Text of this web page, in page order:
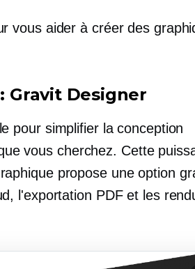
vous aider à créer des
Gravit Designer
pour simplifier la conception
vous cherchez. Cette
propose une option
l'exportation PDF et les